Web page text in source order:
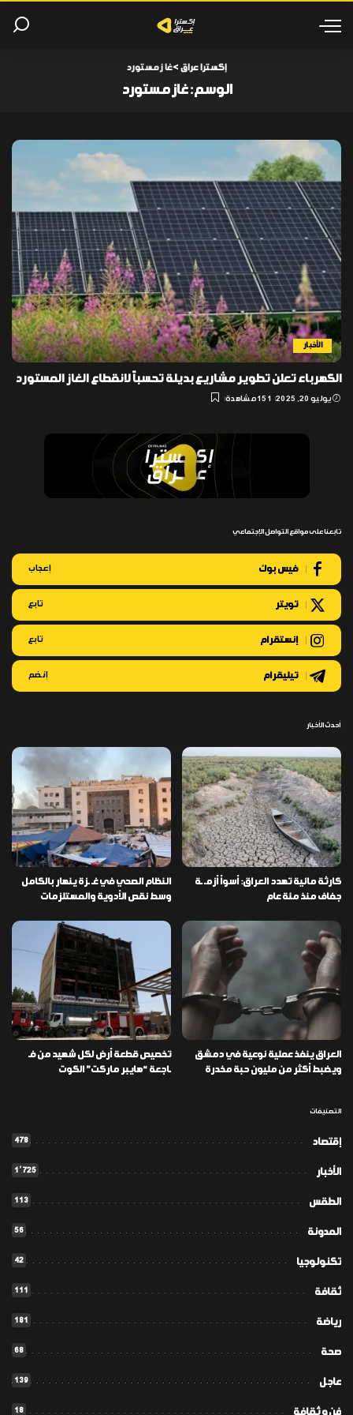
إكسترا عراق >غاز مستورد
الوسم:غاز مستورد
الأخبار
الكهرباء تعلن تطوير مشاريع بديلة تحسباً لانقطاع الغاز المستورد
يوليو 20, 2025 151 مشاهدة
تابعنا على مواقع التواصل الإجتماعي
فيس بوك إعجاب
تويتر تابع
إنستقرام تابع
تيليقرام إنضم
أحدث الأخبار
كارثة مائية تهدد العراق: أسوأ أزمـ ـة
جفاف منذ مئة عام
النظام الصحي في غـ ـزة ينهار بالكامل
وسط نقص الأدوية والمستلزمات
العراق ينفذ عملية نوعية في دمشق
ويضبط أكثر من مليون حبة مخدرة
تخصيص قطعة أرض لكل شهيد من فـ
ـاجعة “هايبر ماركت” الكوت
التصنيفات
إقتصاد 478
الأخبار 1٬725
الطقس 113
المدونة 56
تكنولوجيا 42
ثقافة 111
رياضة 181
صحة 68
عاجل 139
فن و ثقافة 18